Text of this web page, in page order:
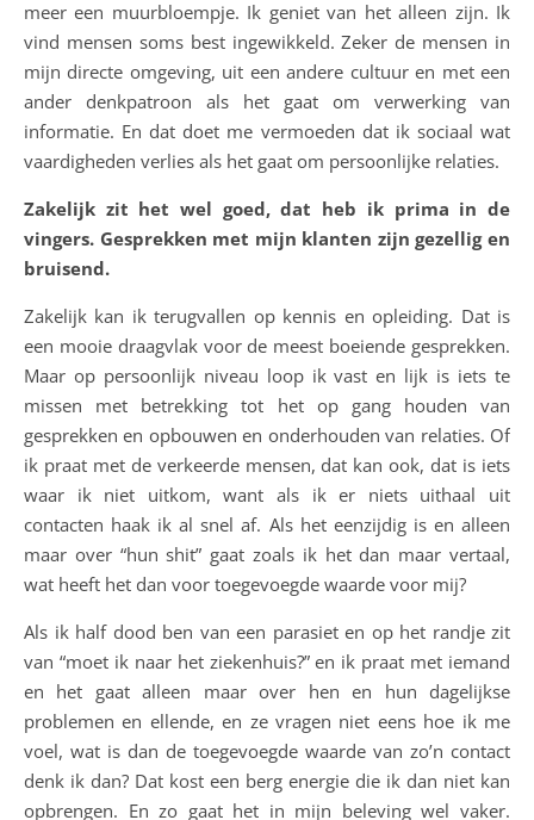
meer een muurbloempje. Ik geniet van het alleen zijn. Ik
vind mensen soms best ingewikkeld. Zeker de mensen in
mijn directe omgeving, uit een andere cultuur en met een
ander denkpatroon als het gaat om verwerking van
informatie. En dat doet me vermoeden dat ik sociaal wat
vaardigheden verlies als het gaat om persoonlijke relaties.
Zakelijk zit het wel goed, dat heb ik prima in de
vingers. Gesprekken met mijn klanten zijn gezellig en
bruisend.
Zakelijk kan ik terugvallen op kennis en opleiding. Dat is
een mooie draagvlak voor de meest boeiende gesprekken.
Maar op persoonlijk niveau loop ik vast en lijk is iets te
missen met betrekking tot het op gang houden van
gesprekken en opbouwen en onderhouden van relaties. Of
ik praat met de verkeerde mensen, dat kan ook, dat is iets
waar ik niet uitkom, want als ik er niets uithaal uit
contacten haak ik al snel af. Als het eenzijdig is en alleen
maar over “hun shit” gaat zoals ik het dan maar vertaal,
wat heeft het dan voor toegevoegde waarde voor mij?
Als ik half dood ben van een parasiet en op het randje zit
van “moet ik naar het ziekenhuis?” en ik praat met iemand
en het gaat alleen maar over hen en hun dagelijkse
problemen en ellende, en ze vragen niet eens hoe ik me
voel, wat is dan de toegevoegde waarde van zo’n contact
denk ik dan? Dat kost een berg energie die ik dan niet kan
opbrengen. En zo gaat het in mijn beleving wel vaker.